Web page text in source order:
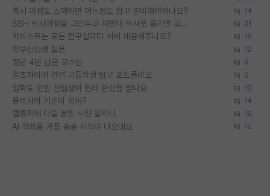
혹시 이정도 스펙이면 어느정도 잡고 준비해야하나요? 14
SSH 박사과정을 그만두고 지방대 박사로 옮기면 교수의 꿈은 끝일까요? 21
카이스트는 모든 연구실마다 서버 제공해주나요? 15
학부신입생 질문 12
정년 4년 남은 교수님 9
알츠하이머 관련 고등학생 탐구 포트폴리오 9
입학도 안한 신입생이 원래 관심을 받나요 10
물박사의 기준이 뭐임? 14
랩홈피에 다들 본인 사진 올리냐 19
AI 학회들 거품 슬슬 지적이 나오네요 12